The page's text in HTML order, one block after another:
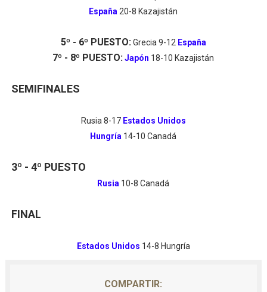
España 20-8 Kazajistán
5º - 6º PUESTO:Grecia 9-12 España
7º - 8º PUESTO: Japón 18-10 Kazajistán
SEMIFINALES
Rusia 8-17 Estados Unidos
Hungría 14-10 Canadá
3º - 4º PUESTO
Rusia 10-8 Canadá
FINAL
Estados Unidos 14-8 Hungría
COMPARTIR: